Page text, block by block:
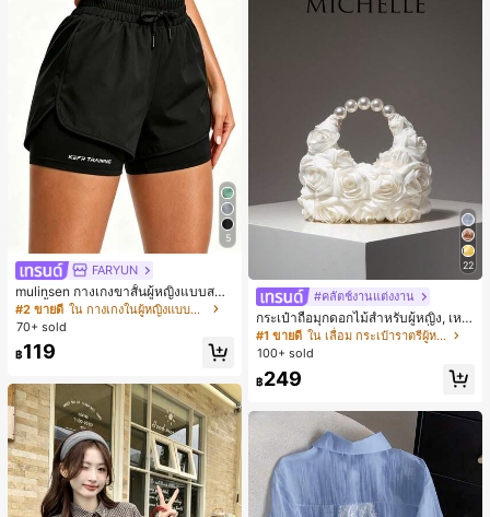
5
FARYUN
mulinsen กางเกงขาสั้นผู้หญิงแบบสบา
ยๆ สีพื้น หลวม อเนกประสงค์ กางเกงขา
สั้นกีฬา 2-In-1 สำหรับวิ่ง ฟิตเนส และก
ารฝึกซ้อมกีฬาในฤดูร้อน
#2 ขายดี
ใน กางเกงในผู้หญิงแบบแอคทีฟ
70+ sold
฿119
22
#คลัตช์งานแต่งงาน
กระเป๋าถือมุกดอกไม้สำหรับผู้หญิง, เหม
าะสำหรับชุดราตรี, ชุดบอล, เครื่องประ
ดับงานแต่งงาน, กระเป๋าสตางค์สุภาพส
สุ่ม)
#1 ขายดี
ใน เลื่อม กระเป๋าราตรีผู้หญิง
100+ sold
฿249